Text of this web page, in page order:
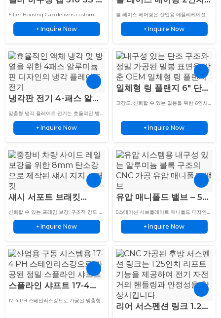
춤형 내식성 및 내구성
Filter Housing Cap delivers custom
filtration solutions with durable
materials, precise manufacturing, and
reliable performance for industrial
+ Inquire Now
외경 440C 스테인리스강
앵귤러 콘택트 맞춤형 베
어링
볼 레이스 베어링은 산업용 애플리케이션을
위한 내구성 있는 소재, 원활한 작동, 신뢰할
수 있는 성능을 갖춘 정밀 엔지니어링 베어
링 솔루션을 제공합니다.
+ Inquire Now
냉각판 전기 4-패스 알루
미늄 핀형 콜드 플레이트
설계
맞춤형 냉각 플레이트 전기는 효율적인 방열
을 위한 4패스 알루미늄 핀 디자인을 특징으
로 합니다. EV 배터리용으로 정밀 가공되었
습니다...
+ Inquire Now
일체형 링 플랜지 6″ 단조
탄소강 RTJ 내구성 및 안
고강도, 신뢰할 수 있는 밀봉을 위한 6인치
+ Inquire Now
섀시 서포트 브래킷
8mm 탄소강 사이드 레
일 맞춤 제작
신뢰할 수 있는 프레임 보강, 구조적 강도 및
오래 지속되는 차량 지지를 위해 8mm 탄소
강으로 제작된 맞춤형 섀시 지지 브래킷.
+ Inquire Now
유압 매니폴드 밸브 – 5스
테이션 6061 알루미늄 서
브플레이트 맞춤 제작
5스테이션 서브플레이트 매니폴드 디자인의
6061 알루미늄으로 제작된 맞춤형 유압 매
니폴드 밸브. 정밀 가공은 신뢰할 수 있는 유
압을 제공합니다...
+ Inquire Now
스플라인 샤프트 17-4
PH 스테인리스 스틸 정밀
17-4 PH 스테인리스강으로 가공된 맞춤형
리어 서스펜션 링크 1.25